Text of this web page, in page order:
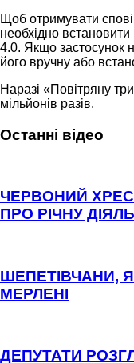
Щоб отримувати
необхідно
4.0. Якщо застосунок
його вручну або
Наразі «Повітряну
мільйонів разів.
Останні відео
ЧЕРВОНИЙ
ПРО РІЧНУ
ШЕПЕТІВЧАНИ,
МЕРЛЕНІ
ДЕПУТАТИ